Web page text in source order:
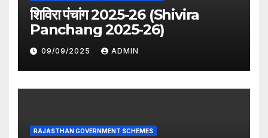
शिविरा पंचांग 2025-26 (Shivira
Panchang 2025-26)
09/09/2025 ADMIN
RAJASTHAN GOVERNMENT SCHEMES